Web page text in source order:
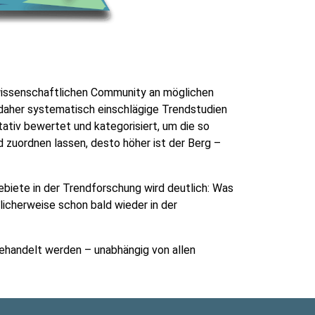
Community an möglichen
systematisch einschlägige Trendstudien
bewertet und kategorisiert, um die so
lassen, desto höher ist der Berg –
in der Trendforschung wird deutlich: Was
schon bald wieder in der
werden – unabhängig von allen